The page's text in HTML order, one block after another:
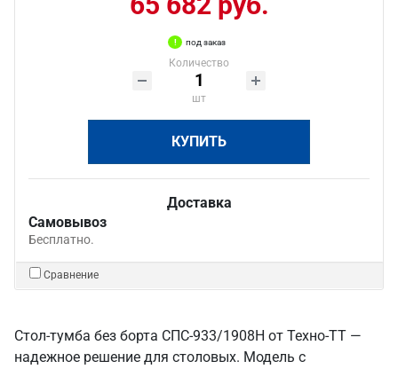
под заказ
Количество
шт
КУПИТЬ
Доставка
Самовывоз
Бесплатно.
Сравнение
Стол-тумба без борта СПС-933/1908Н от Техно-ТТ —
надежное решение для столовых. Модель с